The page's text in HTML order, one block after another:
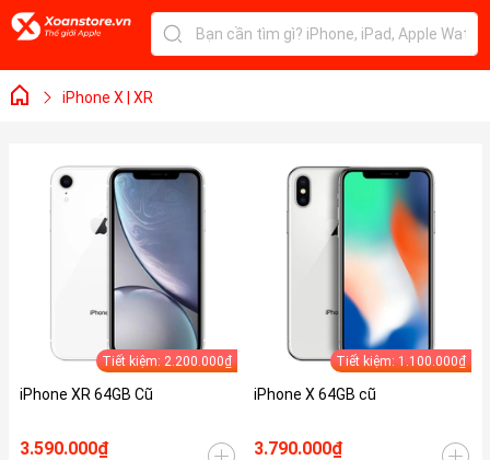
iPhone X | XR
Tiết kiệm: 2.200.000₫
iPhone XR 64GB Cũ
3.590.000₫
Tiết kiệm: 1.100.000₫
iPhone X 64GB cũ
3.790.000₫